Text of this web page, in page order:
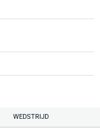
WEDSTRIJD